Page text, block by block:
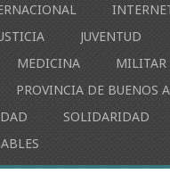
JUVENTUD
MEDICINA MILITAR
PROVINCIA DE BUENOS
SOLIDARIDAD